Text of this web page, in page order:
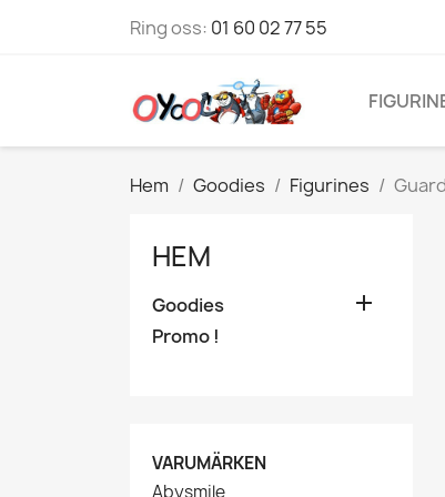
Ring oss: 01 60 02 77 55
Hem Goodies Figurines
HEM
Goodies 
Promo !
VARUMÄRKEN
Abysmile